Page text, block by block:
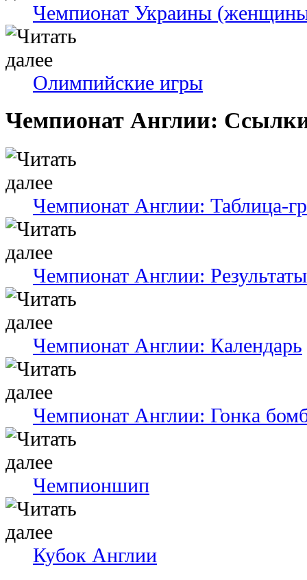
Чемпионат Украины
Олимпийские игры
Чемпионат Англии:
Чемпионат Англии: Таблица-
Чемпионат Англии:
Чемпионат Англии: Календарь
Чемпионат Англии: Гонка
Чемпионшип
Кубок Англии